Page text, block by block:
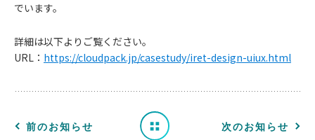
でいます。
詳細は以下よりご覧ください。
URL： https://cloudpack.jp/casestudy/iret-design-uiux.html
前のお知らせ
ら
せ
一 次のお知らせ